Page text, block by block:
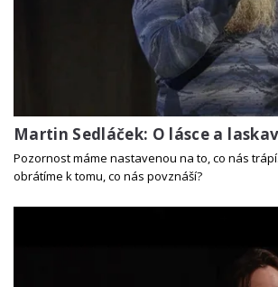
Martin Sedláček: O lásce a
Pozornost máme nastavenou na to, co nás
obrátíme k tomu, co nás povznáší?